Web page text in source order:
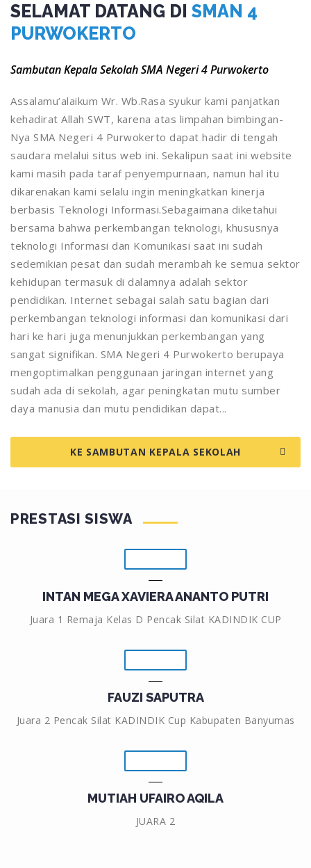
SELAMAT DATANG DI SMAN 4
PURWOKERTO
Sambutan Kepala Sekolah SMA Negeri 4 Purwokerto
Assalamu’alaikum Wr. Wb.Rasa syukur kami panjatkan
kehadirat Allah SWT, karena atas limpahan bimbingan-
Nya SMA Negeri 4 Purwokerto dapat hadir di tengah
saudara melalui situs web ini. Sekalipun saat ini website
kami masih pada taraf penyempurnaan, namun hal itu
dikarenakan kami selalu ingin meningkatkan kinerja
berbasis Teknologi Informasi.Sebagaimana diketahui
bersama bahwa perkembangan teknologi, khususnya
teknologi Informasi dan Komunikasi saat ini sudah
sedemikian pesat dan sudah merambah ke semua sektor
kehidupan termasuk di dalamnya adalah sektor
pendidikan. Internet sebagai salah satu bagian dari
perkembangan teknologi informasi dan komunikasi dari
hari ke hari juga menunjukkan perkembangan yang
sangat signifikan. SMA Negeri 4 Purwokerto berupaya
mengoptimalkan penggunaan jaringan internet yang
sudah ada di sekolah, agar peningkatan mutu sumber
daya manusia dan mutu pendidikan dapat...
KE SAMBUTAN KEPALA SEKOLAH
PRESTASI SISWA
INTAN MEGA XAVIERA ANANTO PUTRI
Juara 1 Remaja Kelas D Pencak Silat KADINDIK CUP
FAUZI SAPUTRA
Juara 2 Pencak Silat KADINDIK Cup Kabupaten Banyumas
MUTIAH UFAIRO AQILA
JUARA 2